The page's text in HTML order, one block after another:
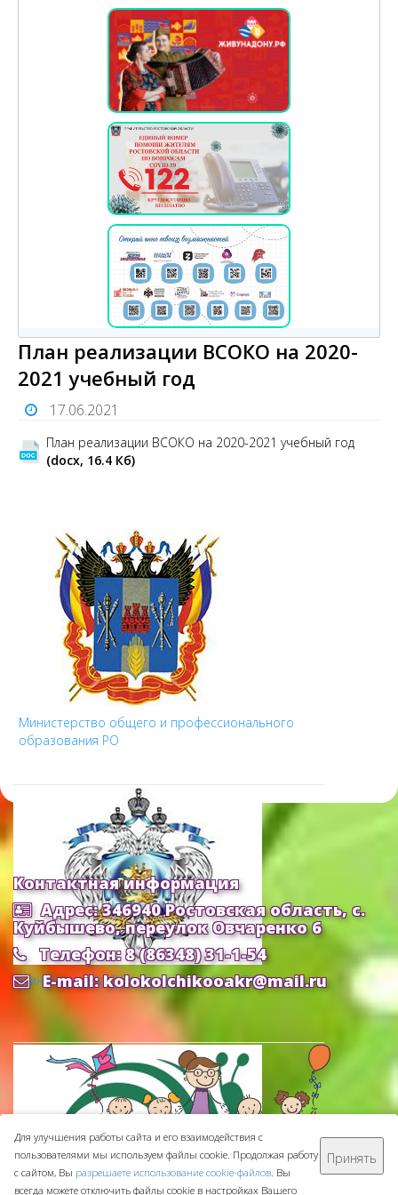
План реализации ВСОКО на 2020-
2021 учебный год
17.06.2021
План реализации ВСОКО на 2020-2021 учебный год
(docx, 16.4 Кб)
Министерство общего и профессионального
образования РО
Министерство Образования и Науки РФ
Контактная информация
Адрес: 346940 Ростовская область, с.
Куйбышево, переулок Овчаренко 6
Телефон: 8 (86348) 31-1-54
E-mail: kolokolchikooakr@mail.ru
МБДОУ ДС "Колокольчик" © 2016-2026
Сделано с ❤ вООО "Проводник"
Для улучшения работы сайта и его взаимодействия с
пользователями мы используем файлы cookie. Продолжая работу
с сайтом, Вы разрешаете использование cookie-файлов. Вы
всегда можете отключить файлы cookie в настройках Вашего
Принять